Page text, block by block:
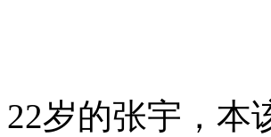
22岁的张宇，本